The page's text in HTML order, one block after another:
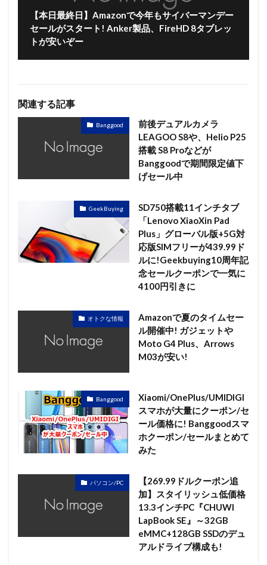
【本日最終日】Amazonで今年もサイバーマンデー
セールがスタート! Anker製品、FireHD 8タブレッ
トが安いぞー
関連する記事
Banggood
前後デュアルカメラ
LEAGOO S8や、Helio P25
搭載 S8 Proなどが
Banggoodで期間限定値下
げセール中
GeekBuying
SD750搭載11インチタブ
「Lenovo XiaoXin Pad
Plus」グローバル版+5G対
応版SIMフリーが439.99ド
ルに!Geekbuying10周年記
念セールクーポンで一気に
4100円引きに
オトクな情報
Amazonで夏のタイムセー
ル開催中! ガジェットや
Moto G4 Plus、Arrows
M03が安い!
Banggood
Xiaomi/OnePlus/UMIDIGI
スマホが大量にクーポン/セ
ール価格に! Banggoodスマ
ホクーポン/セールまとめて
みた
パソコン/PC
【269.99ドルクーポン追
加】スタイリッシュ低価格
13.3インチPC『CHUWI
LapBook SE』～32GB
eMMC+128GB SSDのデュ
アルドライブ構成も!